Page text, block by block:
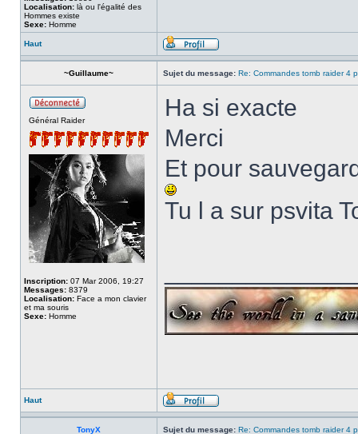
Localisation: là ou l'égalité des
Hommes existe
Sexe: Homme
Haut
~Guillaume~ Sujet du message: Re: Commandes tomb raider 4
Général Raider
Inscription: 07 Mar 2006, 19:27
Messages: 8379
Localisation: Face a mon clavier
et ma souris
Sexe: Homme
Ha si exacte
Merci
Et pour
Tu l a sur psvita
Haut
TonyX Sujet du message: Re: Commandes tomb raider 4